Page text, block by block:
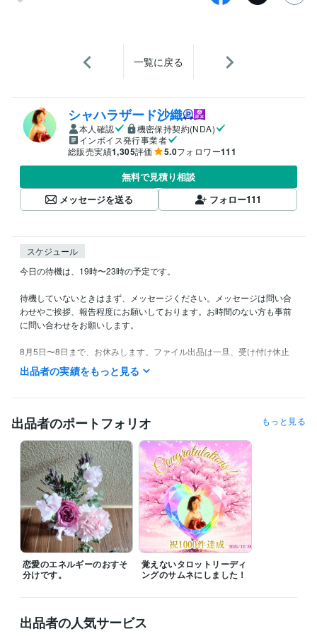
一覧に戻る
シャハラザード沙織
本人確認
機密保持契約(NDA)
インボイス発行事業者
総販売実績1,305評価 5.0フォロワー111
無料で見積り相談
メッセージを送る
フォロー111
スケジュール
今日の待機は、19時〜23時の予定です。
待機していないときはまず、メッセージください。メッセージは問い合
わせやご挨拶、報告程度にお願いしております。お時間のない方も事前
に問い合わせをお願いします。
8月5日〜8日まで、お休みします。ファイル出品は一旦、受け付け休止
にしますが、その後、復活予定です。この期間は電話鑑定もお休みしま
す。
定は出来ません。御了承ください。
以前同様、深夜帯の鑑定希望の方は、少なくとも前々日までのご予約を
お願いします。寝ている間にメールをいただいても、対応できません。
ご了承ください。
※予約の方は、翌日を含め、第三希望まで、お願いします。待機時間内で
の予約をお願いしております。
職歴
とある自治体 2010年3月 ~ 2024年11月
受賞歴
数300件 ココナラ販売数500件 ココナラ　認定占い師 ココナラ販売
数800件
出品者の実績をもっと見る
出品者のポートフォリオ もっと見る
恋愛のエネルギーのおすそ
分けです。
覚えないタロットリーディ
ングのサムネにしました！
出品者の人気サービス